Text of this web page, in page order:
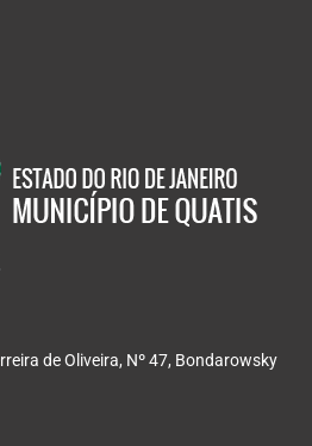
de Oliveira, Nº 47, Bondarowsky